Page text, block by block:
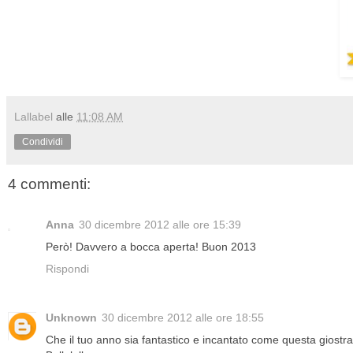
Lallabel alle 11:08 AM
Condividi
4 commenti:
Anna 30 dicembre 2012 alle ore 15:39
Però! Davvero a bocca aperta! Buon 2013
Rispondi
Unknown 30 dicembre 2012 alle ore 18:55
Che il tuo anno sia fantastico e incantato come questa